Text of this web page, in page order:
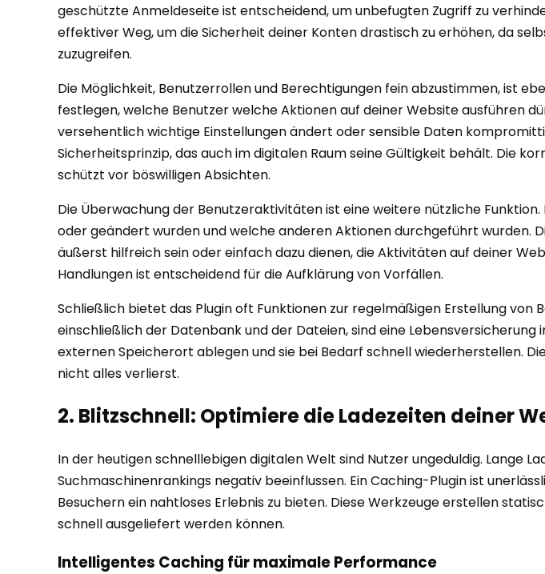
geschützte Anmeldeseite ist entscheidend, um unbefugten Zugriff zu
effektiver Weg, um die Sicherheit deiner Konten drastisch zu erhöhen, da
zuzugreifen.
Die Möglichkeit, Benutzerrollen und Berechtigungen fein abzustimmen, ist
festlegen, welche Benutzer welche Aktionen auf deiner Website ausführen
versehentlich wichtige Einstellungen ändert oder sensible Daten
Sicherheitsprinzip, das auch im digitalen Raum seine Gültigkeit behält. Die
schützt vor böswilligen Absichten.
Die Überwachung der Benutzeraktivitäten ist eine weitere nützliche
oder geändert wurden und welche anderen Aktionen durchgeführt wurden.
äußerst hilfreich sein oder einfach dazu dienen, die Aktivitäten auf deiner
Handlungen ist entscheidend für die Aufklärung von Vorfällen.
Schließlich bietet das Plugin oft Funktionen zur regelmäßigen Erstellung
einschließlich der Datenbank und der Dateien, sind eine
externen Speicherort ablegen und sie bei Bedarf schnell wiederherstellen.
nicht alles verlierst.
2. Blitzschnell: Optimiere die Ladezeiten deiner
In der heutigen schnelllebigen digitalen Welt sind Nutzer ungeduldig. Lange
Suchmaschinenrankings negativ beeinflussen. Ein Caching-Plugin ist
Besuchern ein nahtloses Erlebnis zu bieten. Diese Werkzeuge erstellen
schnell ausgeliefert werden können.
Intelligentes Caching für maximale Performance